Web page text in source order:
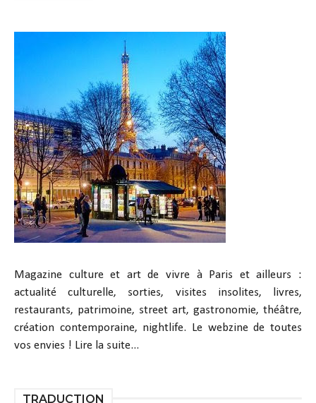
Magazine culture et art de vivre à Paris et ailleurs :
actualité culturelle, sorties, visites insolites, livres,
restaurants, patrimoine, street art, gastronomie, théâtre,
création contemporaine, nightlife. Le webzine de toutes
vos envies ! Lire la suite...
TRADUCTION